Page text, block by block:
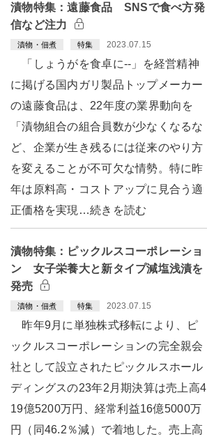
漬物特集：遠藤食品 SNSで食べ方発
信など注力
漬物・佃煮 特集 2023.07.15
「しょうがを食卓に--」を経営精神
に掲げる国内ガリ製品トップメーカー
の遠藤食品は、22年度の業界動向を
「漬物組合の組合員数が少なくなるな
ど、企業が生き残るには従来のやり方
を変えることが不可欠な情勢。特に昨
年は原料高・コストアップに見合う適
正価格を実現…続きを読む
漬物特集：ピックルスコーポレーショ
ン 女子栄養大と新タイプ減塩浅漬を
発売
漬物・佃煮 特集 2023.07.15
昨年9月に単独株式移転により、ピ
ックルスコーポレーションの完全親会
社として設立されたピックルスホール
ディングスの23年2月期決算は売上高4
19億5200万円、経常利益16億5000万
円（同46.2％減）で着地した。売上高